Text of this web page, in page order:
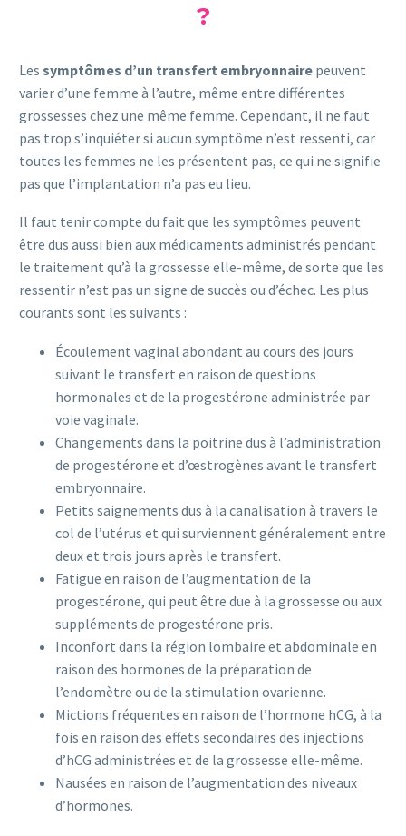
?
Les symptômes d’un transfert embryonnaire peuvent
varier d’une femme à l’autre, même entre différentes
grossesses chez une même femme. Cependant, il ne faut
pas trop s’inquiéter si aucun symptôme n’est ressenti, car
toutes les femmes ne les présentent pas, ce qui ne signifie
pas que l’implantation n’a pas eu lieu.
Il faut tenir compte du fait que les symptômes peuvent
être dus aussi bien aux médicaments administrés pendant
le traitement qu’à la grossesse elle-même, de sorte que les
ressentir n’est pas un signe de succès ou d’échec. Les plus
courants sont les suivants :
Écoulement vaginal abondant au cours des jours
suivant le transfert en raison de questions
hormonales et de la progestérone administrée par
voie vaginale.
Changements dans la poitrine dus à l’administration
de progestérone et d’œstrogènes avant le transfert
embryonnaire.
Petits saignements dus à la canalisation à travers le
col de l’utérus et qui surviennent généralement entre
deux et trois jours après le transfert.
Fatigue en raison de l’augmentation de la
progestérone, qui peut être due à la grossesse ou aux
suppléments de progestérone pris.
Inconfort dans la région lombaire et abdominale en
raison des hormones de la préparation de
l’endomètre ou de la stimulation ovarienne.
Mictions fréquentes en raison de l’hormone hCG, à la
fois en raison des effets secondaires des injections
d’hCG administrées et de la grossesse elle-même.
Nausées en raison de l’augmentation des niveaux
d’hormones.